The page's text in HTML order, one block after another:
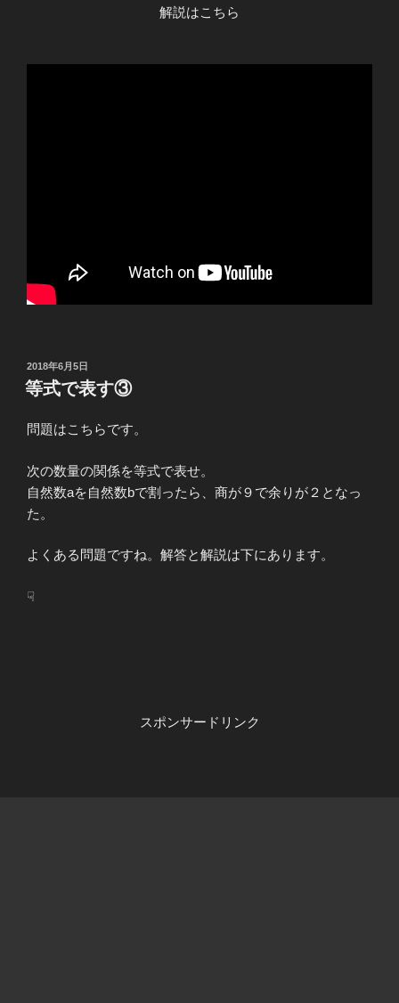
解説はこちら
投
稿
日:
2018年6月5日
等式で表す③
問題はこちらです。
次の数量の関係を等式で表せ。
自然数aを自然数bで割ったら、商が９で余りが２となっ
た。
よくある問題ですね。解答と解説は下にあります。
☟
スポンサードリンク